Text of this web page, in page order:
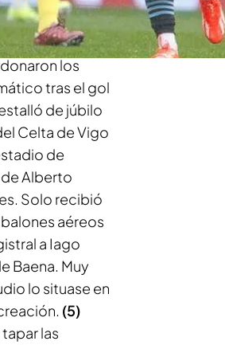
doce en
Moreno.Iago
los
tras el gol
de júbilo
Celta de Vigo
de
de Alberto
Solo recibió
aéreos
a Iago
Baena. Muy
lo situase en
(5)
las